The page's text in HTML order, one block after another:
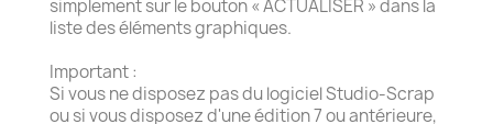
simplement sur le bouton « ACTUALISER » dans la
liste des éléments graphiques.
Important :
Si vous ne disposez pas du logiciel Studio-Scrap
ou si vous disposez d'une édition 7 ou antérieure,